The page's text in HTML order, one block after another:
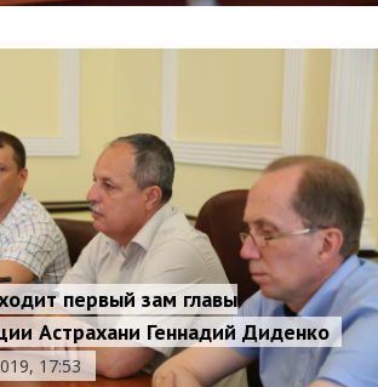
первый зам главы
Астрахани Геннадий Диденко
17:53